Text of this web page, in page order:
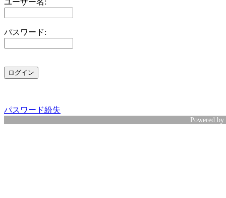
ユーザー名:
パスワード:
パスワード紛失
Powered by